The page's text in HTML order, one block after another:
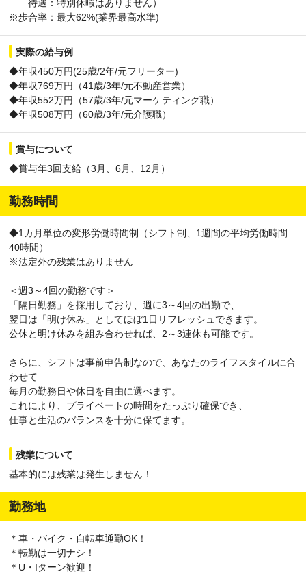
待遇：特別休暇はありません）
※歩合率：最大62%(業界最高水準)
実際の給与例
◆年収450万円(25歳/2年/元フリーター)
◆年収769万円（41歳/3年/元不動産営業）
◆年収552万円（57歳/3年/元マーケティング職）
◆年収508万円（60歳/3年/元介護職）
賞与について
◆賞与年3回支給（3月、6月、12月）
勤務時間
◆1カ月単位の変形労働時間制（シフト制、1週間の平均労働時間
40時間）
※法定外の残業はありません
＜週3～4回の勤務です＞
「隔日勤務」を採用しており、週に3～4回の出勤で、
翌日は「明け休み」としてほぼ1日リフレッシュできます。
公休と明け休みを組み合わせれば、2～3連休も可能です。
さらに、シフトは事前申告制なので、あなたのライフスタイルに合
わせて
毎月の勤務日や休日を自由に選べます。
これにより、プライベートの時間をたっぷり確保でき、
仕事と生活のバランスを十分に保てます。
残業について
基本的には残業は発生しません！
勤務地
＊車・バイク・自転車通勤OK！
＊転勤は一切ナシ！
＊U・Iターン歓迎！